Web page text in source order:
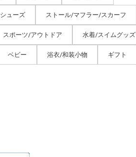
シューズ ストール/マフラー/スカーフ
スポーツ/アウトドア 水着/スイムグッズ
ベビー 浴衣/和装小物 ギフト